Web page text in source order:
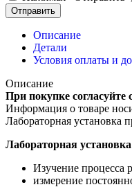
Отправить
Описание
Детали
Условия оплаты и
Описание
При покупке
Информация о товаре
Лабораторная установка
Лабораторная
Изучение процесса
измерение